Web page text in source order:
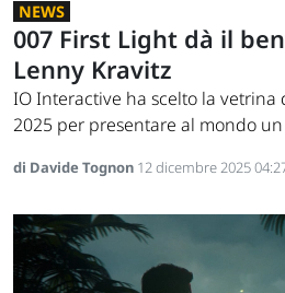
NEWS
007 First Light dà il
Lenny Kravitz
IO Interactive ha scelto la vetrina
2025 per presentare al mondo
di Davide Tognon 12 dicembre 2025